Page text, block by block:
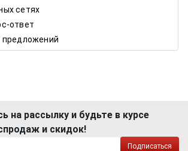
сетях
ответ
предложений
на рассылку и будьте в курсе
и скидок!
Подписаться